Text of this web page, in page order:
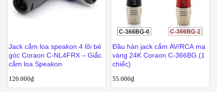
Jack cắm loa speakon 4 lõi bẻ
góc Coraon C-NL4FRX – Giắc
cắm loa Speakon
120.000₫
Đầu hàn jack cắm AV/RCA mạ
vàng 24K Coraon C-366BG (1
chiếc)
55.000₫